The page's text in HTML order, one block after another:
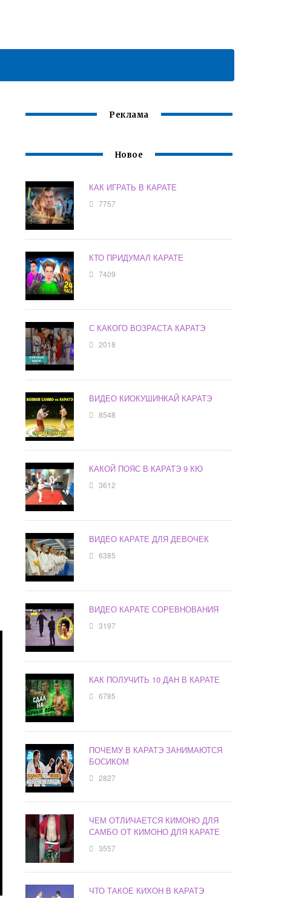
Реклама
Новое
КАК ИГРАТЬ В КАРАТЕ
7757
КТО ПРИДУМАЛ КАРАТЕ
7409
С КАКОГО ВОЗРАСТА КАРАТЭ
2018
ВИДЕО КИОКУШИНКАЙ КАРАТЭ
8548
КАКОЙ ПОЯС В КАРАТЭ 9 КЮ
3612
ВИДЕО КАРАТЕ ДЛЯ ДЕВОЧЕК
6385
ВИДЕО КАРАТЕ СОРЕВНОВАНИЯ
3197
КАК ПОЛУЧИТЬ 10 ДАН В КАРАТЕ
6785
ПОЧЕМУ В КАРАТЭ ЗАНИМАЮТСЯ
БОСИКОМ
2827
ЧЕМ ОТЛИЧАЕТСЯ КИМОНО ДЛЯ
САМБО ОТ КИМОНО ДЛЯ КАРАТЕ
3557
ЧТО ТАКОЕ КИХОН В КАРАТЭ